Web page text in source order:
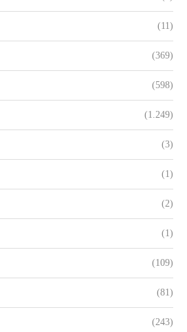
(11)
(369)
(598)
(1.249)
(3)
(1)
(2)
(1)
(109)
(81)
(243)